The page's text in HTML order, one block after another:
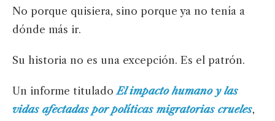
No porque quisiera, sino porque ya no tenía a
dónde más ir.
Su historia no es una excepción. Es el patrón.
Un informe tituladoEl impacto humano y las
vidas afectadas por políticas migratorias crueles,